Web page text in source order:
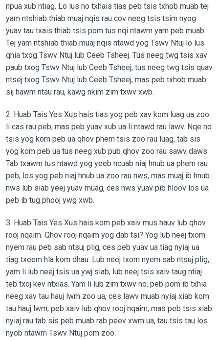
npua xub ntiag. Lo lus no txhais tias peb tsis txhob muab tej
yam ntshiab thiab muaj nqis rau cov neeg tsis tsim nyog
yuav tau txais thiab tsis pom tus nqi ntawm yam peb muab.
Tej yam ntshiab thiab muaj nqis ntawd yog Tswv Ntuj lo lus
qhia txog Tswv Ntuj lub Ceeb Tsheej. Tus neeg twg tsis xav
paub txog Tswv Ntuj lub Ceeb Tsheej, tus neeg twg tsis quav
ntsej txog Tswv Ntuj lub Ceeb Tsheej, mas peb txhob muab
sij hawm ntau rau, kawg nkim zim txwv xwb.
2. Huab Tais Yes Xus hais tias yog peb xav kom luag ua zoo
li cas rau peb, mas peb yuav xub ua li ntawd rau lawv. Nqe no
tsis yog kom peb ua qhov phem tsis zoo rau luag, tab sis
yog kom peb ua tus neeg xub pub qhov zoo rau sawv daws.
Tab txawm tus ntawd yog yeeb ncuab niaj hnub ua phem rau
peb, los yog peb niaj hnub ua zoo rau nws, mas muaj ib hnub
nws lub siab yeej yuav muag, ces nws yuav pib hloov los ua
peb ib tug phooj ywg xwb.
3. Huab Tais Yes Xus hais kom peb xaiv mus hauv lub qhov
rooj nqaim. Qhov rooj nqaim yog dab tsi? Yog lub neej txom
nyem rau peb sab ntsuj plig, ces peb yuav ua tiag nyiaj ua
tiag txeem hla kom dhau. Lub neej txom nyem sab ntsuj plig,
yam li lub neej tsis ua ywj siab, lub neej tsis xaiv taug ntiaj
teb txoj kev ntxias. Yam li lub zim txwv no, peb pom ib txhia
neeg xav tau hauj lwm zoo ua, ces lawv muab nyiaj xiab kom
tau hauj lwm; peb xaiv lub qhov rooj nqaim, mas peb tsis xiab
nyiaj rau tab sis peb muab rab peev xwm ua, tau tsis tau los
nyob ntawm Tswv Ntuj pom zoo.